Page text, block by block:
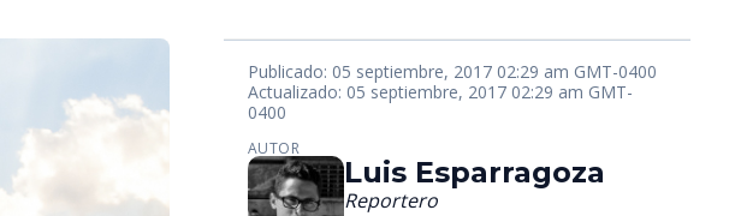
Publicado: 05 septiembre, 2017 02:29 am GMT-0400
Actualizado: 05 septiembre, 2017 02:29 am GMT-
0400
AUTOR
Luis Esparragoza
Reportero